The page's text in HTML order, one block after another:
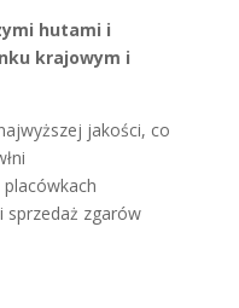
hutami i
krajowym i
jakości, co
sprzedaż zgarów